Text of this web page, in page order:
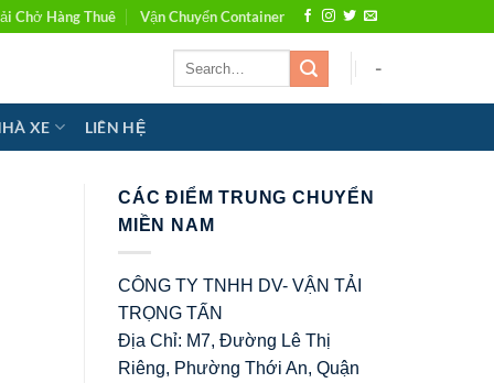
Chở Hàng Thuê Vận Chuyển Container
-
XE LIÊN HỆ
CÁC ĐIỂM TRUNG CHUYỂN
MIỀN NAM
CÔNG TY TNHH DV- VẬN TẢI
TRỌNG TẤN
Địa Chỉ: M7, Đường Lê Thị
Riêng, Phường Thới An, Quận